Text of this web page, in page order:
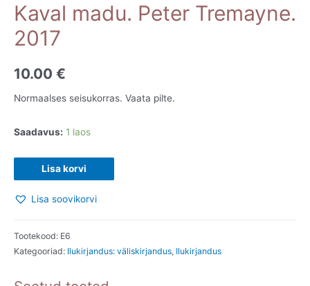
Kaval madu. Peter Tremayne.
2017
10.00 €
Normaalses seisukorras. Vaata pilte.
Saadavus: 1 laos
madu.
Peter
2017
kogus
Lisa korvi
Lisa soovikorvi
Tootekood: E6
Kategooriad: Ilukirjandus: väliskirjandus, Ilukirjandus